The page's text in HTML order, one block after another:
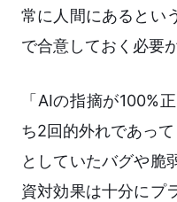
常に人間にあるとい
で合意しておく必要
「AIの指摘が100%
ち2回的外れであっ
としていたバグや脆
資対効果は十分にプ